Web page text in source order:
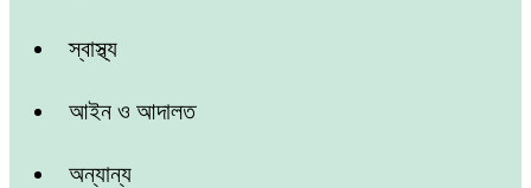
স্বাস্থ্য
আইন ও আদালত
অন্যান্য